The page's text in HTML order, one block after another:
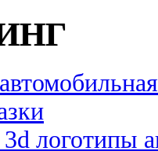
логотипы